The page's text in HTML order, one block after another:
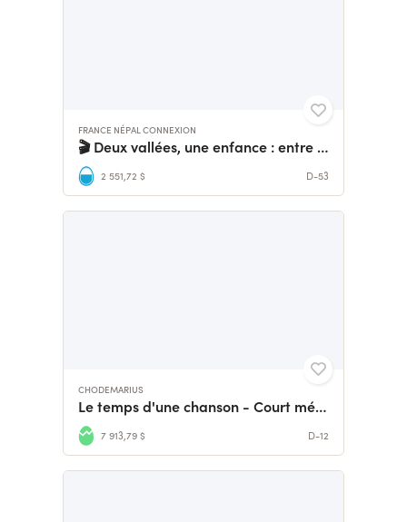
FRANCE NÉPAL CONNEXION
🎬 Deux vallées, une enfance : entre les Alpes et l'Himalaya
2 551,72 $ D-53
CHODEMARIUS
Le temps d'une chanson - Court métrage de Marius Chodé
7 913,79 $ D-12